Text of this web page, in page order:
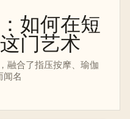
如何在短
门艺术
融合了指压按摩、瑜伽
闻名